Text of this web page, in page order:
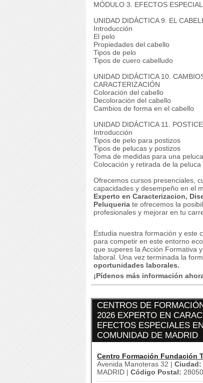
MÓDULO 3. EFECTOS
UNIDAD DIDÁCTICA 9. EL
Introducción
El pelo
Propiedades del cabello
Tipos de pelo
Tipos de cuero cabelludo
UNIDAD DIDÁCTICA 10.
CARACTERIZACIÓN
Coloración del cabello
Decoloración del cabello
Cambios de forma en el cabello
UNIDAD DIDÁCTICA 11.
Introducción
Tipos de pelo para postizos
Tipos de pelucas y postizos
Toma de medidas para una
Colocación y retirada de la
Ofrecemos cursos presenciales,
capacidades y desempeño en el
Experto en Caracterizacion,
Peluqueria te ofrecemos la
profesionales y mejorar en tu
Estudia nuestra formación y este
para competir en este entorno
que superes la Acción Formativa
laboral. Una vez terminada la
oportunidades laborales.
¡Pídenos más información
CENTROS DE
2026 EXPERTO EN
EFECTOS ESPECIALES
COMUNIDAD DE MADRID
Centro Formación Fundación
Avenida Manoteras 32 | Ciudad:
MADRID | Código Postal: 28050